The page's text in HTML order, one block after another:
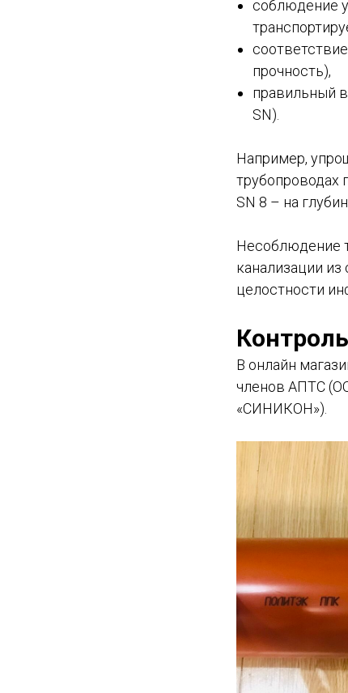
соблюдение
прочность),
правильный
SN).
Например,
трубопроводах
SN 8 – на
Несоблюдение
канализации из
целостности
В онлайн
членов АПТС
«СИНИКОН»).